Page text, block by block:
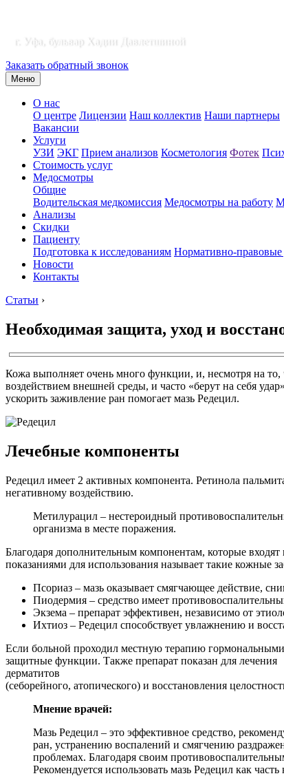
г. Уфа, бульвар Хадии Давлетшиной
Заказать обратный звонок
Меню
О нас
О центре Лицензии Наш коллектив Наши партнеры
Вакансии
Услуги
УЗИ ЭКГ Прием анализов Косметология Фотек
Стоимость услуг
Медосмотры
Общие
Водительская медкомиссия Медосмотры на работу
Анализы
Скидки
Пациенту
Подготовка к исследованиям Нормативно-
Новости
Контакты
Статьи ›
Необходимая защита, уход и
Кожа выполняет очень много функции, и, несмотря на
воздействием внешней среды, и часто «берут на себя
ускорить заживление ран помогает мазь Редецил.
Лечебные компоненты
Редецил имеет 2 активных компонента. Ретинола
негативному воздействию.
Метилурацил – нестероидный
организма в месте поражения.
Благодаря дополнительным компонентам, которые
показаниями для использования называет такие кожные
Псориаз – мазь оказывает смягчающее действие,
Пиодермия – средство имеет
Экзема – препарат эффективен, независимо от
Ихтиоз – Редецил способствует увлажнению и
Если больной проходил местную терапию
защитные функции. Также препарат показан для лечения
дерматитов
(себорейного, атопического) и восстановления
Мнение врачей:
Мазь Редецил – это эффективное средство,
ран, устранению воспалений и смягчению
проблемах. Благодаря своим
Рекомендуется использовать мазь Редецил как